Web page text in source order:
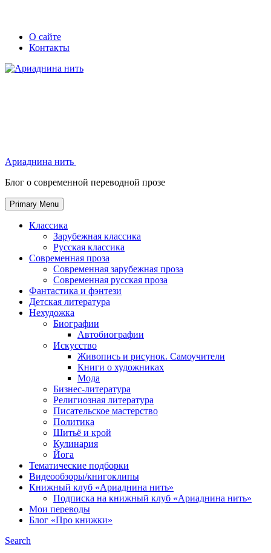
Skip
Secondary
left
navigation
Secondary
right
navigation
О сайте
Контакты
Ариаднина нить
Блог о современной переводной прозе
Primary Menu
Классика
Зарубежная классика
Русская классика
Современная проза
Современная зарубежная проза
Современная русская проза
Фантастика и фэнтези
Детская литература
Нехудожка
Биографии
Автобиографии
Искусство
Живопись и рисунок. Самоучители
Книги о художниках
Мода
Бизнес-литература
Религиозная литература
Писательское мастерство
Политика
Шитьё и крой
Кулинария
Йога
Тематические подборки
Видеообзоры/книгоклипы
Книжный клуб «Ариаднина нить»
Подписка на книжный клуб «Ариаднина нить»
Мои переводы
Блог «Про книжки»
Search